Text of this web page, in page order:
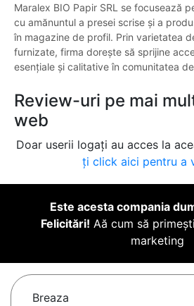
Maralex BIO Papir SRL se focusează
cu amănuntul a presei scrise și a
în magazine de profil. Prin varietatea
furnizate, firma dorește să sprijine
esențiale și calitative în comunitatea
Review-uri pe mai
web
Doar userii logați au acces la
ți click aici pentru a
Este acesta compania
Felicitări! Aă cum să
marketing
Breaza